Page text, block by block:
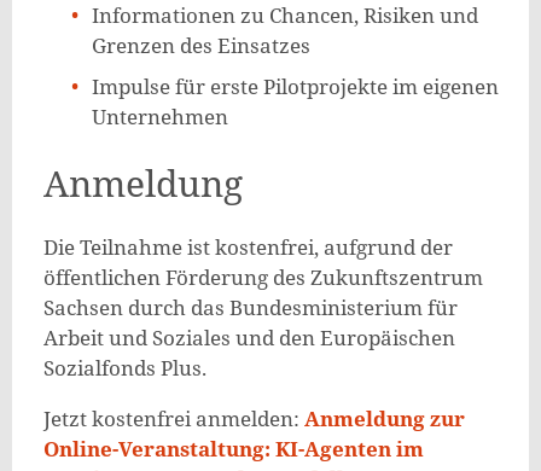
Informationen zu Chancen, Risiken und
Grenzen des Einsatzes
Impulse für erste Pilotprojekte im eigenen
Unternehmen
Anmeldung
Die Teilnahme ist kostenfrei, aufgrund der
öffentlichen Förderung des Zukunftszentrum
Sachsen durch das Bundesministerium für
Arbeit und Soziales und den Europäischen
Sozialfonds Plus.
Jetzt kostenfrei anmelden: Anmeldung zur
Online-Veranstaltung: KI-Agenten im